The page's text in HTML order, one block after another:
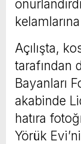
Açılışta,
tarafından
Bayanları
akabinde
hatıra
Yörük